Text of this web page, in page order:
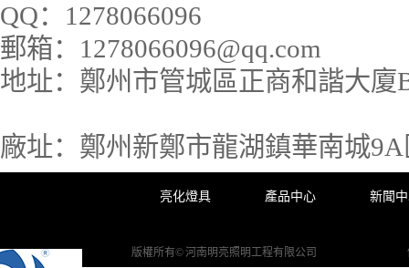
QQ： 1278066096
郵箱： 1278066096@qq.com
地址： 鄭州市管城區正商和諧大廈
廠址： 鄭州新鄭市龍湖鎮華南
亮化燈具 產品中心 新聞
版權所有© 河南明亮照明工程有限公司